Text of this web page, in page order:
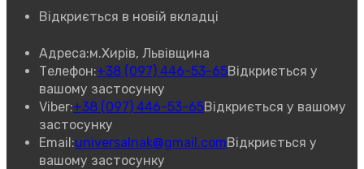
Відкриється в новій вкладці
Адреса:м.Хирів, Львівщина
Телефон:+38 (097) 446-53-65Відкриється у
вашому застосунку
Viber:+38 (097) 446-53-65Відкриється у вашому
застосунку
Email:universalnak@gmail.comВідкриється у
вашому застосунку